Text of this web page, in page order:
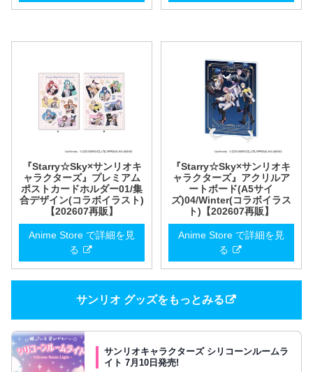
『Starry☆Sky×サンリオキ
ャラクターズ』プレミアム
ポストカードホルダー01/集
合デザイン(コラボイラスト)
【202607再販】
Anime Store で詳細を見
る
『Starry☆Sky×サンリオキ
ャラクターズ』アクリルア
ートボード(A5サイ
ズ)04/Winter(コラボイラス
ト)【202607再販】
Anime Store で詳細を見
る
サンリオ グッズをもっとみる
サンリオキャラクターズ シリコーンルームラ
イト 7月10日発売!